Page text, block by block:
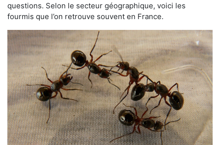
questions. Selon le secteur géographique, voici les
fourmis que l’on retrouve souvent en France.